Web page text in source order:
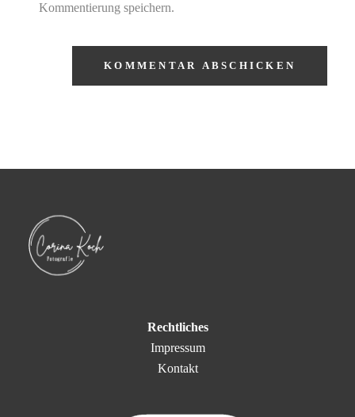
Kommentierung speichern.
Rechtliches
Impressum
Kontakt